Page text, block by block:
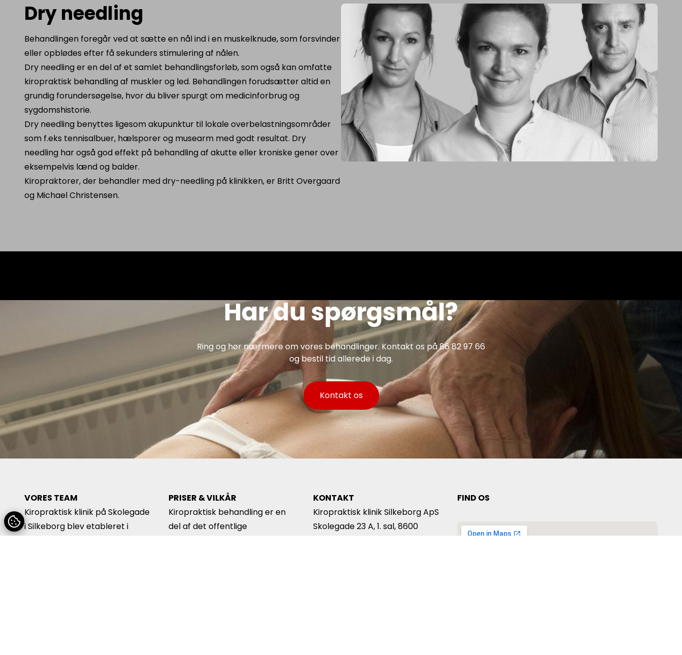
Dry needling
Behandlingen foregår ved at sætte en nål ind i en muskelknude, som forsvinder
eller opblødes efter få sekunders stimulering af nålen.
Dry needling er en del af et samlet behandlingsforløb, som også kan omfatte
kiropraktisk behandling af muskler og led. Behandlingen forudsætter altid en
grundig forundersøgelse, hvor du bliver spurgt om medicinforbrug og
sygdomshistorie.
Dry needling benyttes ligesom akupunktur til lokale overbelastningsområder
som f.eks tennisalbuer, hælsporer og musearm med godt resultat. Dry
needling har også god effekt på behandling af akutte eller kroniske gener over
eksempelvis lænd og balder.
Kiropraktorer, der behandler med dry-needling på klinikken, er Britt Overgaard
og Michael Christensen.
Har du spørgsmål?
Ring og hør nærmere om vores behandlinger. Kontakt os på 86 82 97 66
og bestil tid allerede i dag.
Kontakt os
VORES TEAM
Kiropraktisk klinik på Skolegade
i Silkeborg blev etableret i
PRISER & VILKÅR
Kiropraktisk behandling er en
del af det offentlige
KONTAKT
Kiropraktisk klinik Silkeborg ApS
Skolegade 23 A, 1. sal, 8600
FIND OS